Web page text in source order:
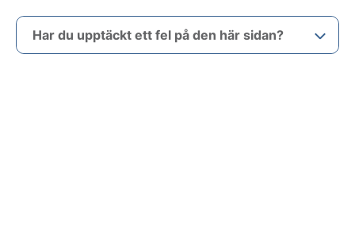
Har du upptäckt ett fel på den här sidan?